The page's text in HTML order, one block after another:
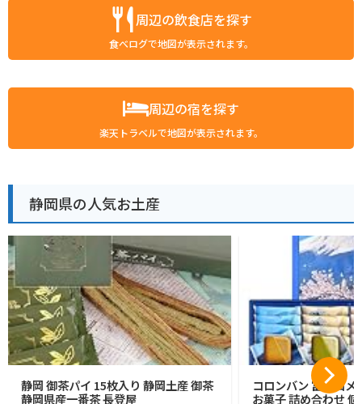
周辺の飲食店を探す
食べログで地図が表示されます。
周辺の宿を探す
楽天トラベルで地図が表示されます。
静岡県の人気お土産
静岡 御茶パイ 15枚入り 静岡土産 御茶
静岡県産一番茶 長登屋
コロンバン 富士山メ
お菓子 詰め合わせ